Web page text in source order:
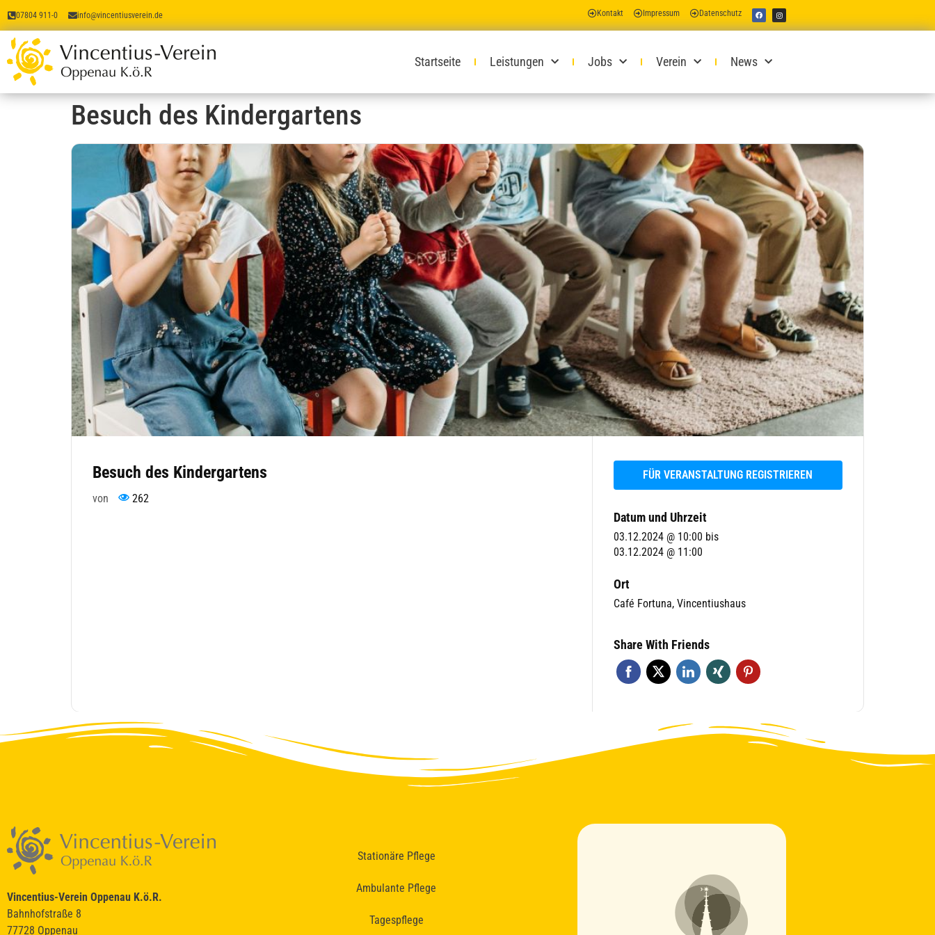
07804 911-0 info@vincentiusverein.de Kontakt Impressum Datenschutz
Startseite Leistungen Jobs Verein News
Besuch des Kindergartens
Besuch des Kindergartens
von 262
FÜR VERANSTALTUNG REGISTRIEREN
Datum und Uhrzeit
03.12.2024 @ 10:00 bis
03.12.2024 @ 11:00
Ort
Café Fortuna, Vincentiushaus
Share With Friends
Vincentius-Verein Oppenau K.ö.R.
Bahnhofstraße 8
77728 Oppenau
Stationäre Pflege
Ambulante Pflege
Tagespflege
Online